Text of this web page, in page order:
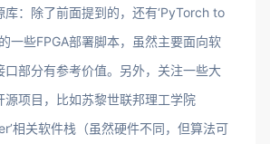
库：除了前面提到的，还有‘PyTorch to
一些FPGA部署脚本，虽然主要面向软
口部分有参考价值。另外，关注一些大
源项目，比如苏黎世联邦理工学院
相关软件栈（虽然硬件不同，但算法可